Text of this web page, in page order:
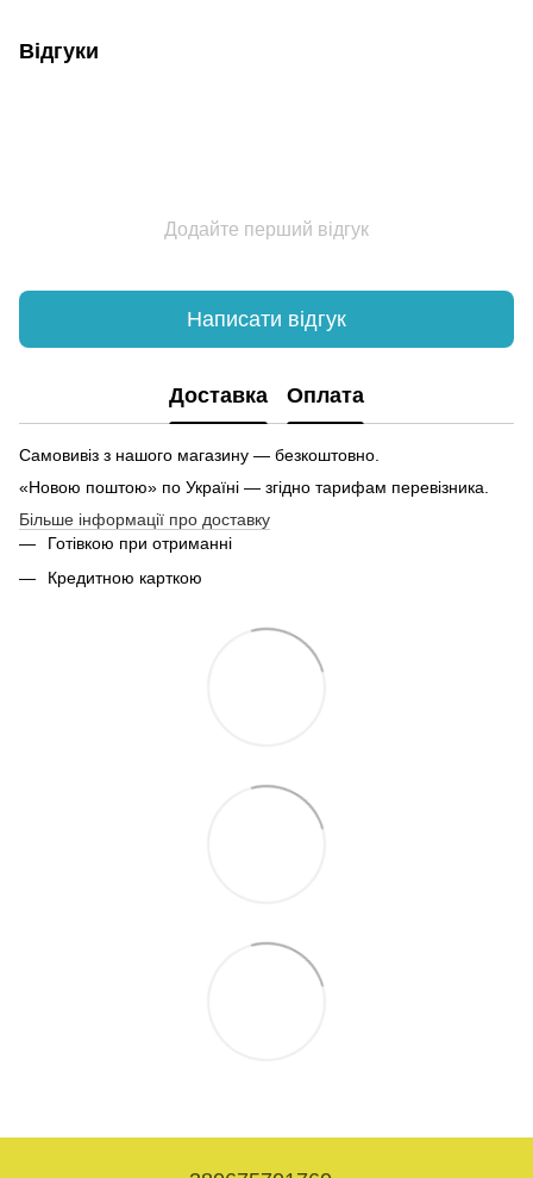
Відгуки
Додайте перший відгук
Написати відгук
Доставка Оплата
Самовивіз з нашого магазину — безкоштовно.
«Новою поштою» по Україні — згідно тарифам перевізника.
Більше інформації про доставку
Готівкою при отриманні
Кредитною карткою